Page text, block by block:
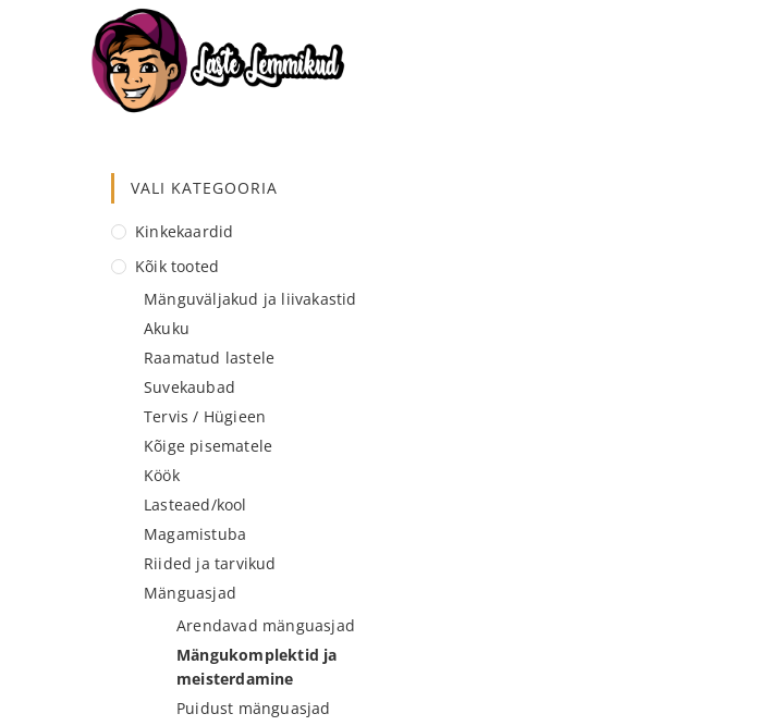
VALI KATEGOORIA
Kinkekaardid
Kõik tooted
Mänguväljakud ja liivakastid
Akuku
Raamatud lastele
Suvekaubad
Tervis / Hügieen
Kõige pisematele
Köök
Lasteaed/kool
Magamistuba
Riided ja tarvikud
Mänguasjad
Arendavad mänguasjad
Mängukomplektid ja
meisterdamine
Puidust mänguasjad